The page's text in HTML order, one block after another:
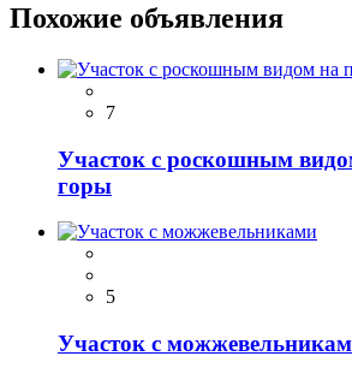
Похожие объявления
7
Участок с роскошным
горы
5
Участок с